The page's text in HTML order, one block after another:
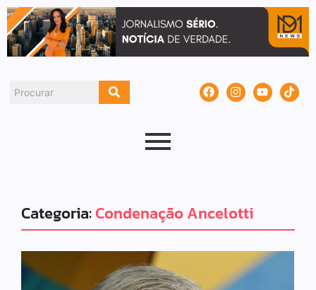
Categoria:Condenação Ancelotti